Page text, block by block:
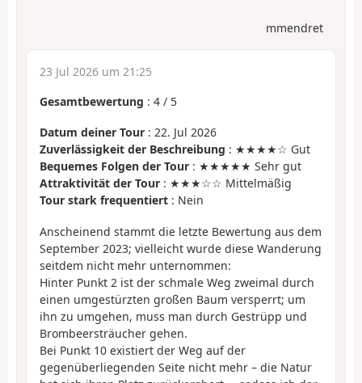
mmendret
23 Jul 2026 um 21:25
Gesamtbewertung : 4 / 5
Datum deiner Tour : 22. Jul 2026
Zuverlässigkeit der Beschreibung : ★★★★☆ Gut
Bequemes Folgen der Tour : ★★★★★ Sehr gut
Attraktivität der Tour : ★★★☆☆ Mittelmäßig
Tour stark frequentiert : Nein
Anscheinend stammt die letzte Bewertung aus dem
September 2023; vielleicht wurde diese Wanderung
seitdem nicht mehr unternommen:
Hinter Punkt 2 ist der schmale Weg zweimal durch
einen umgestürzten großen Baum versperrt; um
ihn zu umgehen, muss man durch Gestrüpp und
Brombeersträucher gehen.
Bei Punkt 10 existiert der Weg auf der
gegenüberliegenden Seite nicht mehr – die Natur